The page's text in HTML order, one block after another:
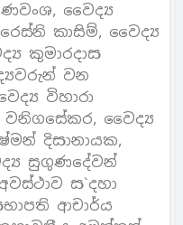
වෛද්‍ය
කාසිම්, වෛද්‍ය
කුමාරදාස
වන
විහාරා
වෛද්‍ය
දිසානායක,
සුගුණදේවන්
ස`දහා
ආචාර්ය